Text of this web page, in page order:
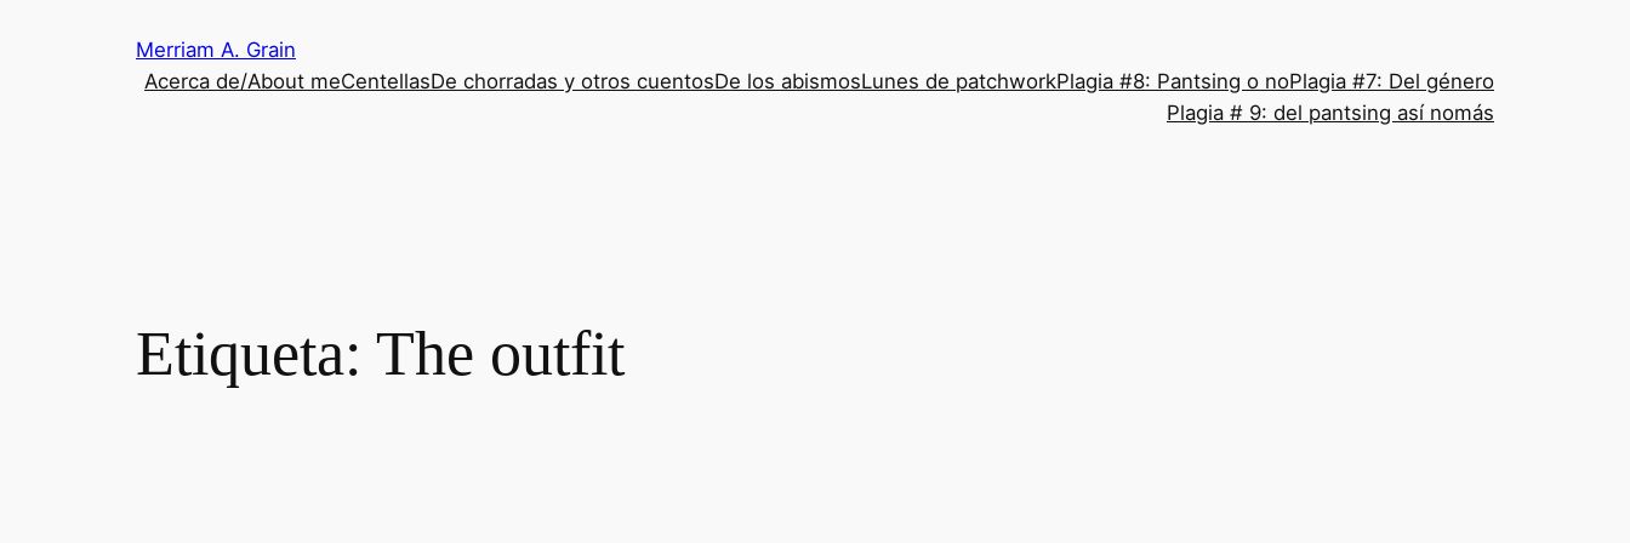
Merriam A. Grain
Acerca de/About meCentellasDe chorradas y otros cuentosDe los abismosLunes de patchworkPlagia #8: Pantsing o noPlagia #7: Del género
Plagia # 9: del pantsing así nomás
Etiqueta: The outfit